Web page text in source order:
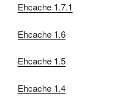
Ehcache 1.7.1
Ehcache 1.6
Ehcache 1.5
Ehcache 1.4